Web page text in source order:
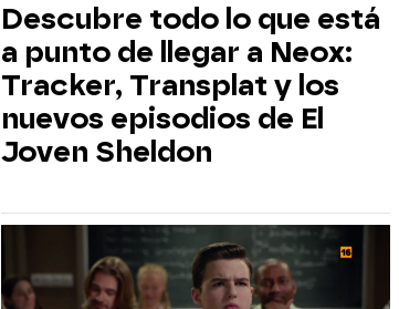
Descubre todo lo que está
a punto de llegar a Neox:
Tracker, Transplat y los
nuevos episodios de El
Joven Sheldon